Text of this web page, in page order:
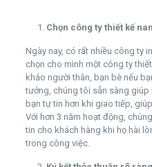
Chọn công ty thiết kế
Ngày nay, có rất nhiều công ty
chọn cho mình một công ty
khảo người thân, bạn bè nếu
tưởng, chúng tôi sẵn sàng giúp
bạn tự tin hơn khi giao tiếp,
Với hơn 3 năm hoạt động,
tin cho khách hàng khi họ hài
trong công việc.